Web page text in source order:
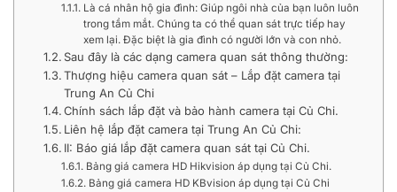
Là cá nhân hộ gia đình: Giúp ngôi nhà của bạn luôn luôn
trong tầm mắt. Chúng ta có thể quan sát trực tiếp hay
xem lại. Đặc biệt là gia đình có người lớn và con nhỏ.
Sau đây là các dạng camera quan sát thông thường:
Thượng hiệu camera quan sát – Lắp đặt camera tại
Trung An Củ Chi
Chính sách lắp đặt và bảo hành camera tại Củ Chi.
Liên hệ lắp đặt camera tại Trung An Củ Chi:
II: Báo giá lắp đặt camera quan sát tại Củ Chi.
Bảng giá camera HD Hikvision áp dụng tại Củ Chi.
Bảng giá camera HD KBvision áp dụng tại Củ Chi